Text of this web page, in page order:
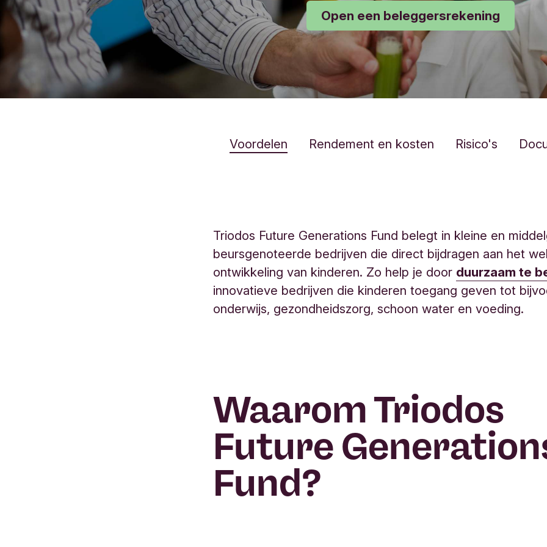
Open een beleggersrekening
Voordelen Rendement en kosten Risico's
Triodos Future Generations Fund belegt in kleine en
beursgenoteerde bedrijven die direct bijdragen aan het
ontwikkeling van kinderen. Zo help je door duurzaam te
innovatieve bedrijven die kinderen toegang geven tot
onderwijs, gezondheidszorg, schoon water en voeding.
Waarom Triodos
Future
Fund?